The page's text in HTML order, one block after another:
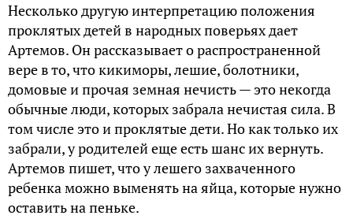
Несколько другую интерпретацию положения
проклятых детей в народных поверьях дает
Артемов. Он рассказывает о распространенной
вере в то, что кикиморы, лешие, болотники,
домовые и прочая земная нечисть — это некогда
обычные люди, которых забрала нечистая сила. В
том числе это и проклятые дети. Но как только их
забрали, у родителей еще есть шанс их вернуть.
Артемов пишет, что у лешего захваченного
ребенка можно выменять на яйца, которые нужно
оставить на пеньке.